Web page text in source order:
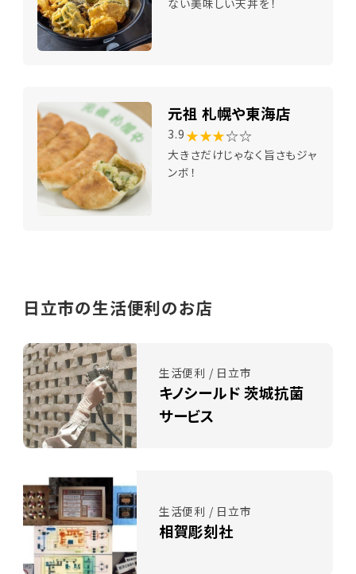
元祖 札幌や東海店
3.9 ★★★☆☆
大きさだけじゃなく旨さもジャ
ンボ！
日立市の生活便利のお店
生活便利 / 日立市
キノシールド 茨城抗菌
サービス
生活便利 / 日立市
相賀彫刻社